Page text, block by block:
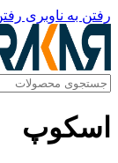
رفتن به ناوبری
اسکوپ